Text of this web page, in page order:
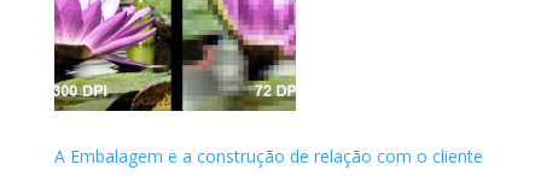
A Embalagem e a construção de relação com o cliente